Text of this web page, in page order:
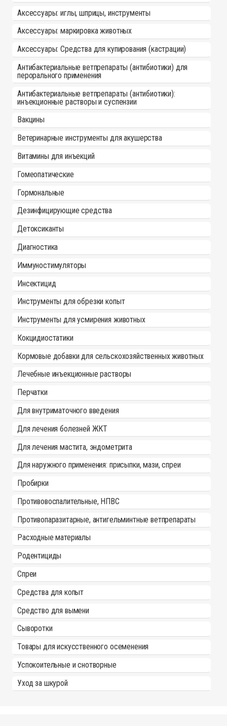
Аксессуары: иглы, шприцы, инструменты
Аксессуары: маркировка животных
Аксессуары: Средства для купирования (кастрации)
Антибактериальные ветпрепараты (антибиотики) для
перорального применения
Антибактериальные ветпрепараты (антибиотики):
инъекционные растворы и суспензии
Вакцины
Ветеринарные инструменты для акушерства
Витамины для инъекций
Гомеопатические
Гормональные
Дезинфицирующие средства
Детоксиканты
Диагностика
Иммуностимуляторы
Инсектицид
Инструменты для обрезки копыт
Инструменты для усмирения животных
Кокцидиостатики
Кормовые добавки для сельскохозяйственных животных
Лечебные инъекционные растворы
Перчатки
Для внутриматочного введения
Для лечения болезней ЖКТ
Для лечения мастита, эндометрита
Для наружного применения: присыпки, мази, спреи
Пробирки
Противовоспалительные, НПВС
Противопаразитарные, антигельминтные ветпрепараты
Расходные материалы
Родентициды
Спреи
Средства для копыт
Средство для вымени
Сыворотки
Товары для искусственного осеменения
Успокоительные и снотворные
Уход за шкурой